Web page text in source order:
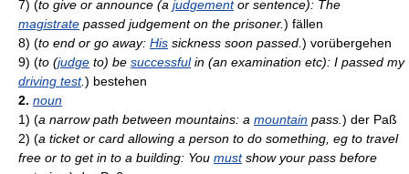
7) (to give or announce (a judgementor sentence): The
magistrate passed judgement on the prisoner.) fällen
8) (to end or go away: His sickness soon passed. ) vorübergehen
9) (to (judge to) be successfulin (an examination etc): I passed my
driving test.) bestehen
2. noun
1) (a narrow path between mountains: a mountain pass. ) der Paß
2) (a ticket or card allowing a person to do something, eg to travel
free or to get in to a building: You mustshow your pass before